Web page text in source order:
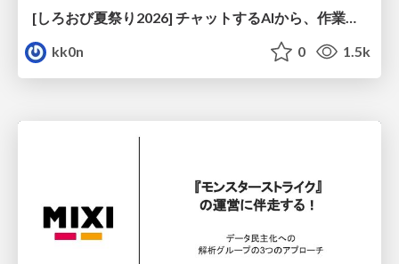
[しろおび夏祭り2026] チャットするAIから、作業するAIへ - 使われ方の変化と、その裏側で起きていること
kk0n
0 1.5k